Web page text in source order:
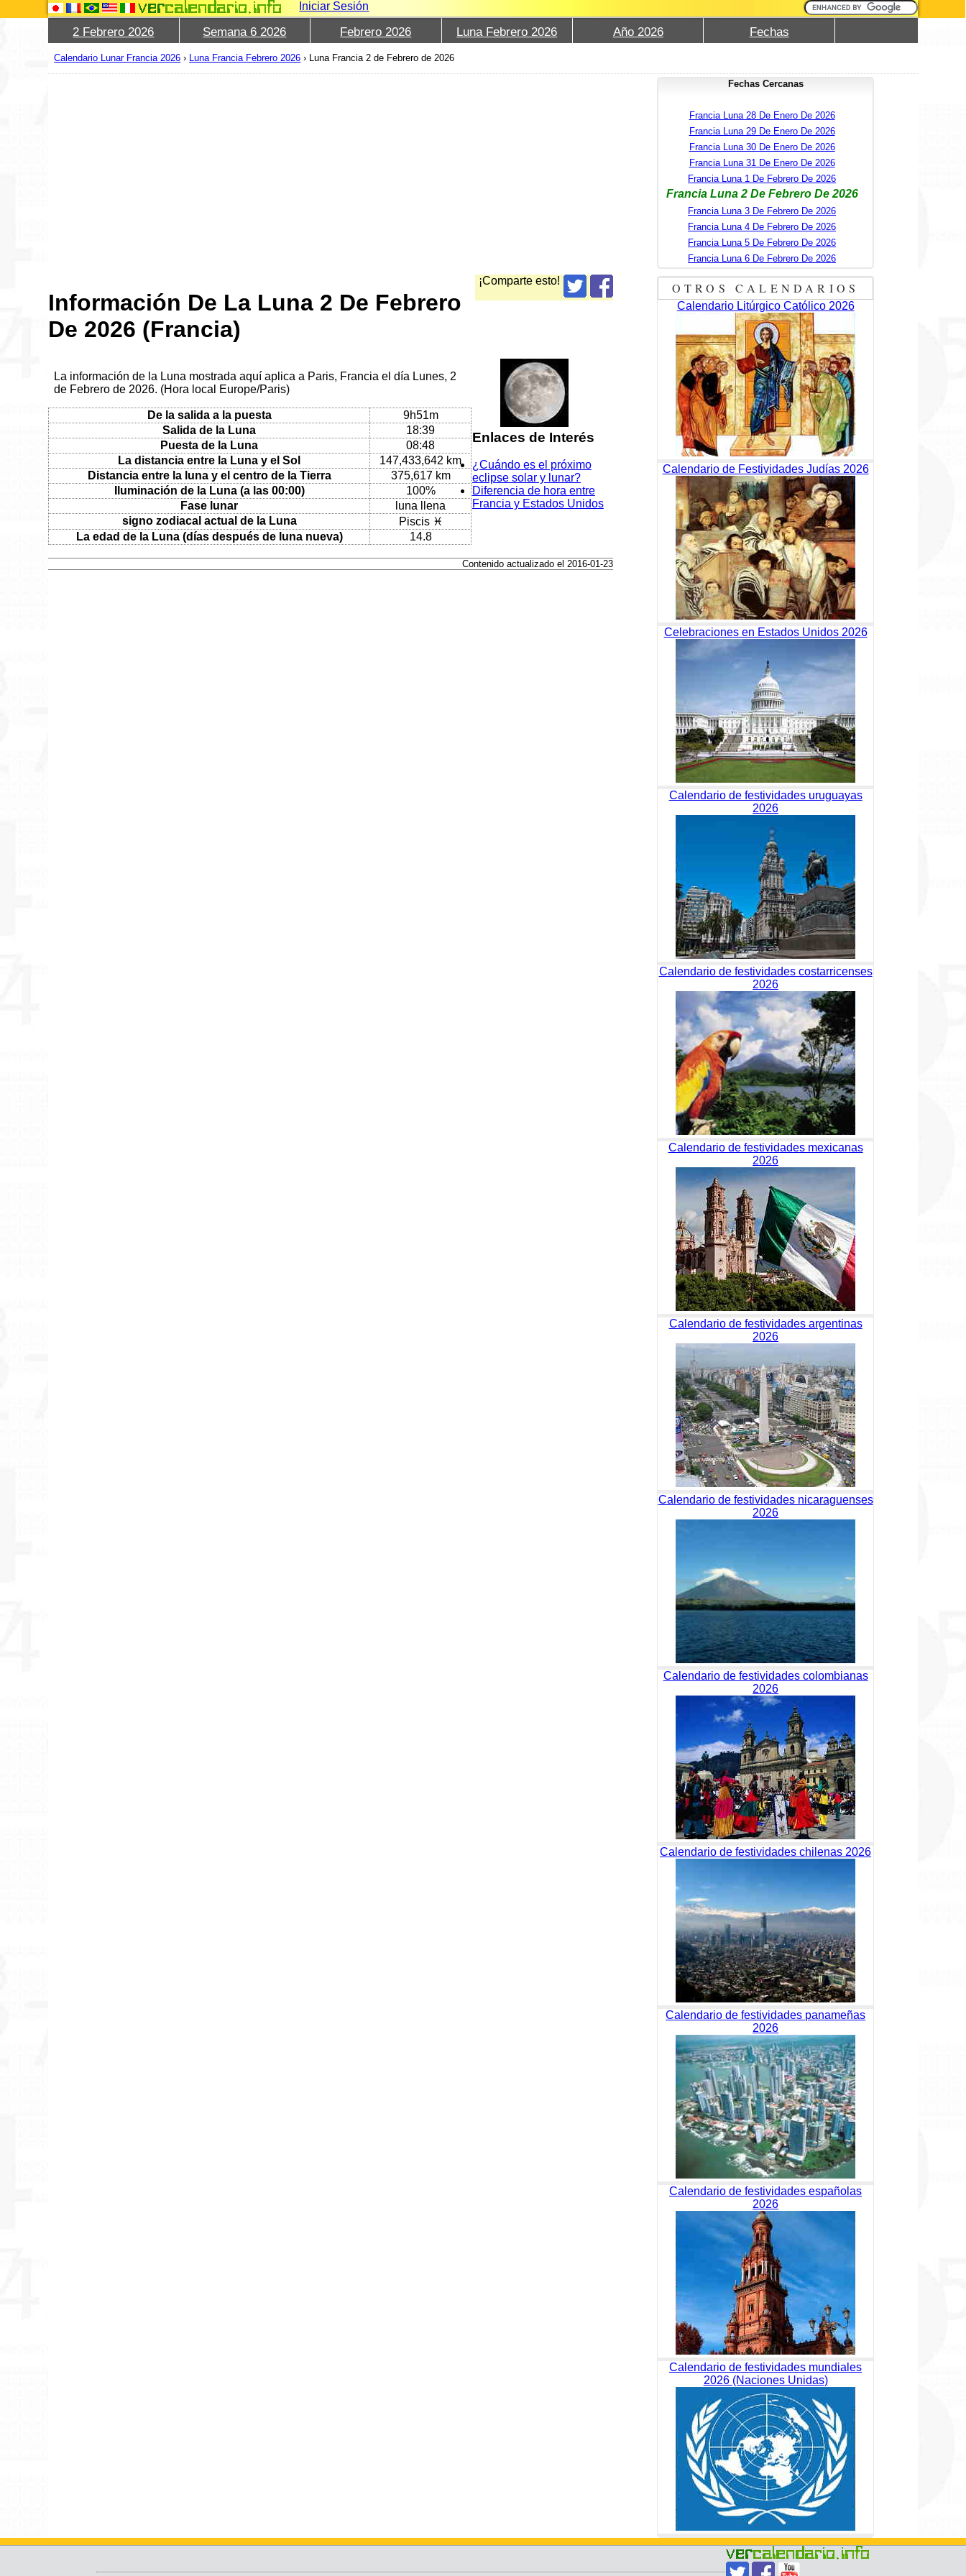
Iniciar Sesión
2 Febrero 2026 Semana 6 2026 Febrero 2026 Luna Febrero 2026 Año 2026 Fechas
Calendario Lunar Francia 2026 › Luna Francia Febrero 2026 › Luna Francia 2 de Febrero de 2026
¡Comparte esto!
Información De La Luna 2 De Febrero
De 2026 (Francia)
La información de la Luna mostrada aquí aplica a Paris, Francia el día Lunes, 2
de Febrero de 2026. (Hora local Europe/Paris)
De la salida a la puesta
9h51m
Salida de la Luna
18:39
Puesta de la Luna
08:48
La distancia entre la Luna y el Sol
147,433,642 km
Distancia entre la luna y el centro de la Tierra
375,617 km
Iluminación de la Luna (a las 00:00)
100%
Fase lunar
luna llena
signo zodiacal actual de la Luna
Piscis ♓
La edad de la Luna (días después de luna nueva)
14.8
Enlaces de Interés
¿Cuándo es el próximo
eclipse solar y lunar?
Diferencia de hora entre
Francia y Estados Unidos
Contenido actualizado el 2016-01-23
Fechas Cercanas
Francia Luna 28 De Enero De 2026
Francia Luna 29 De Enero De 2026
Francia Luna 30 De Enero De 2026
Francia Luna 31 De Enero De 2026
Francia Luna 1 De Febrero De 2026
Francia Luna 2 De Febrero De 2026
Francia Luna 3 De Febrero De 2026
Francia Luna 4 De Febrero De 2026
Francia Luna 5 De Febrero De 2026
Francia Luna 6 De Febrero De 2026
OTROS CALENDARIOS
Calendario Litúrgico Católico 2026
Calendario de Festividades Judías 2026
Celebraciones en Estados Unidos 2026
Calendario de festividades uruguayas
2026
Calendario de festividades costarricenses
2026
Calendario de festividades mexicanas
2026
Calendario de festividades argentinas
2026
Calendario de festividades nicaraguenses
2026
Calendario de festividades colombianas
2026
Calendario de festividades chilenas 2026
Calendario de festividades panameñas
2026
Calendario de festividades españolas
2026
Calendario de festividades mundiales
2026 (Naciones Unidas)